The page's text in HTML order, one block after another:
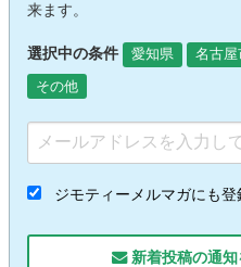
来ます。
選択中の条件 愛知県 名古屋
その他
ジモティーメルマガにも登
新着投稿の通知